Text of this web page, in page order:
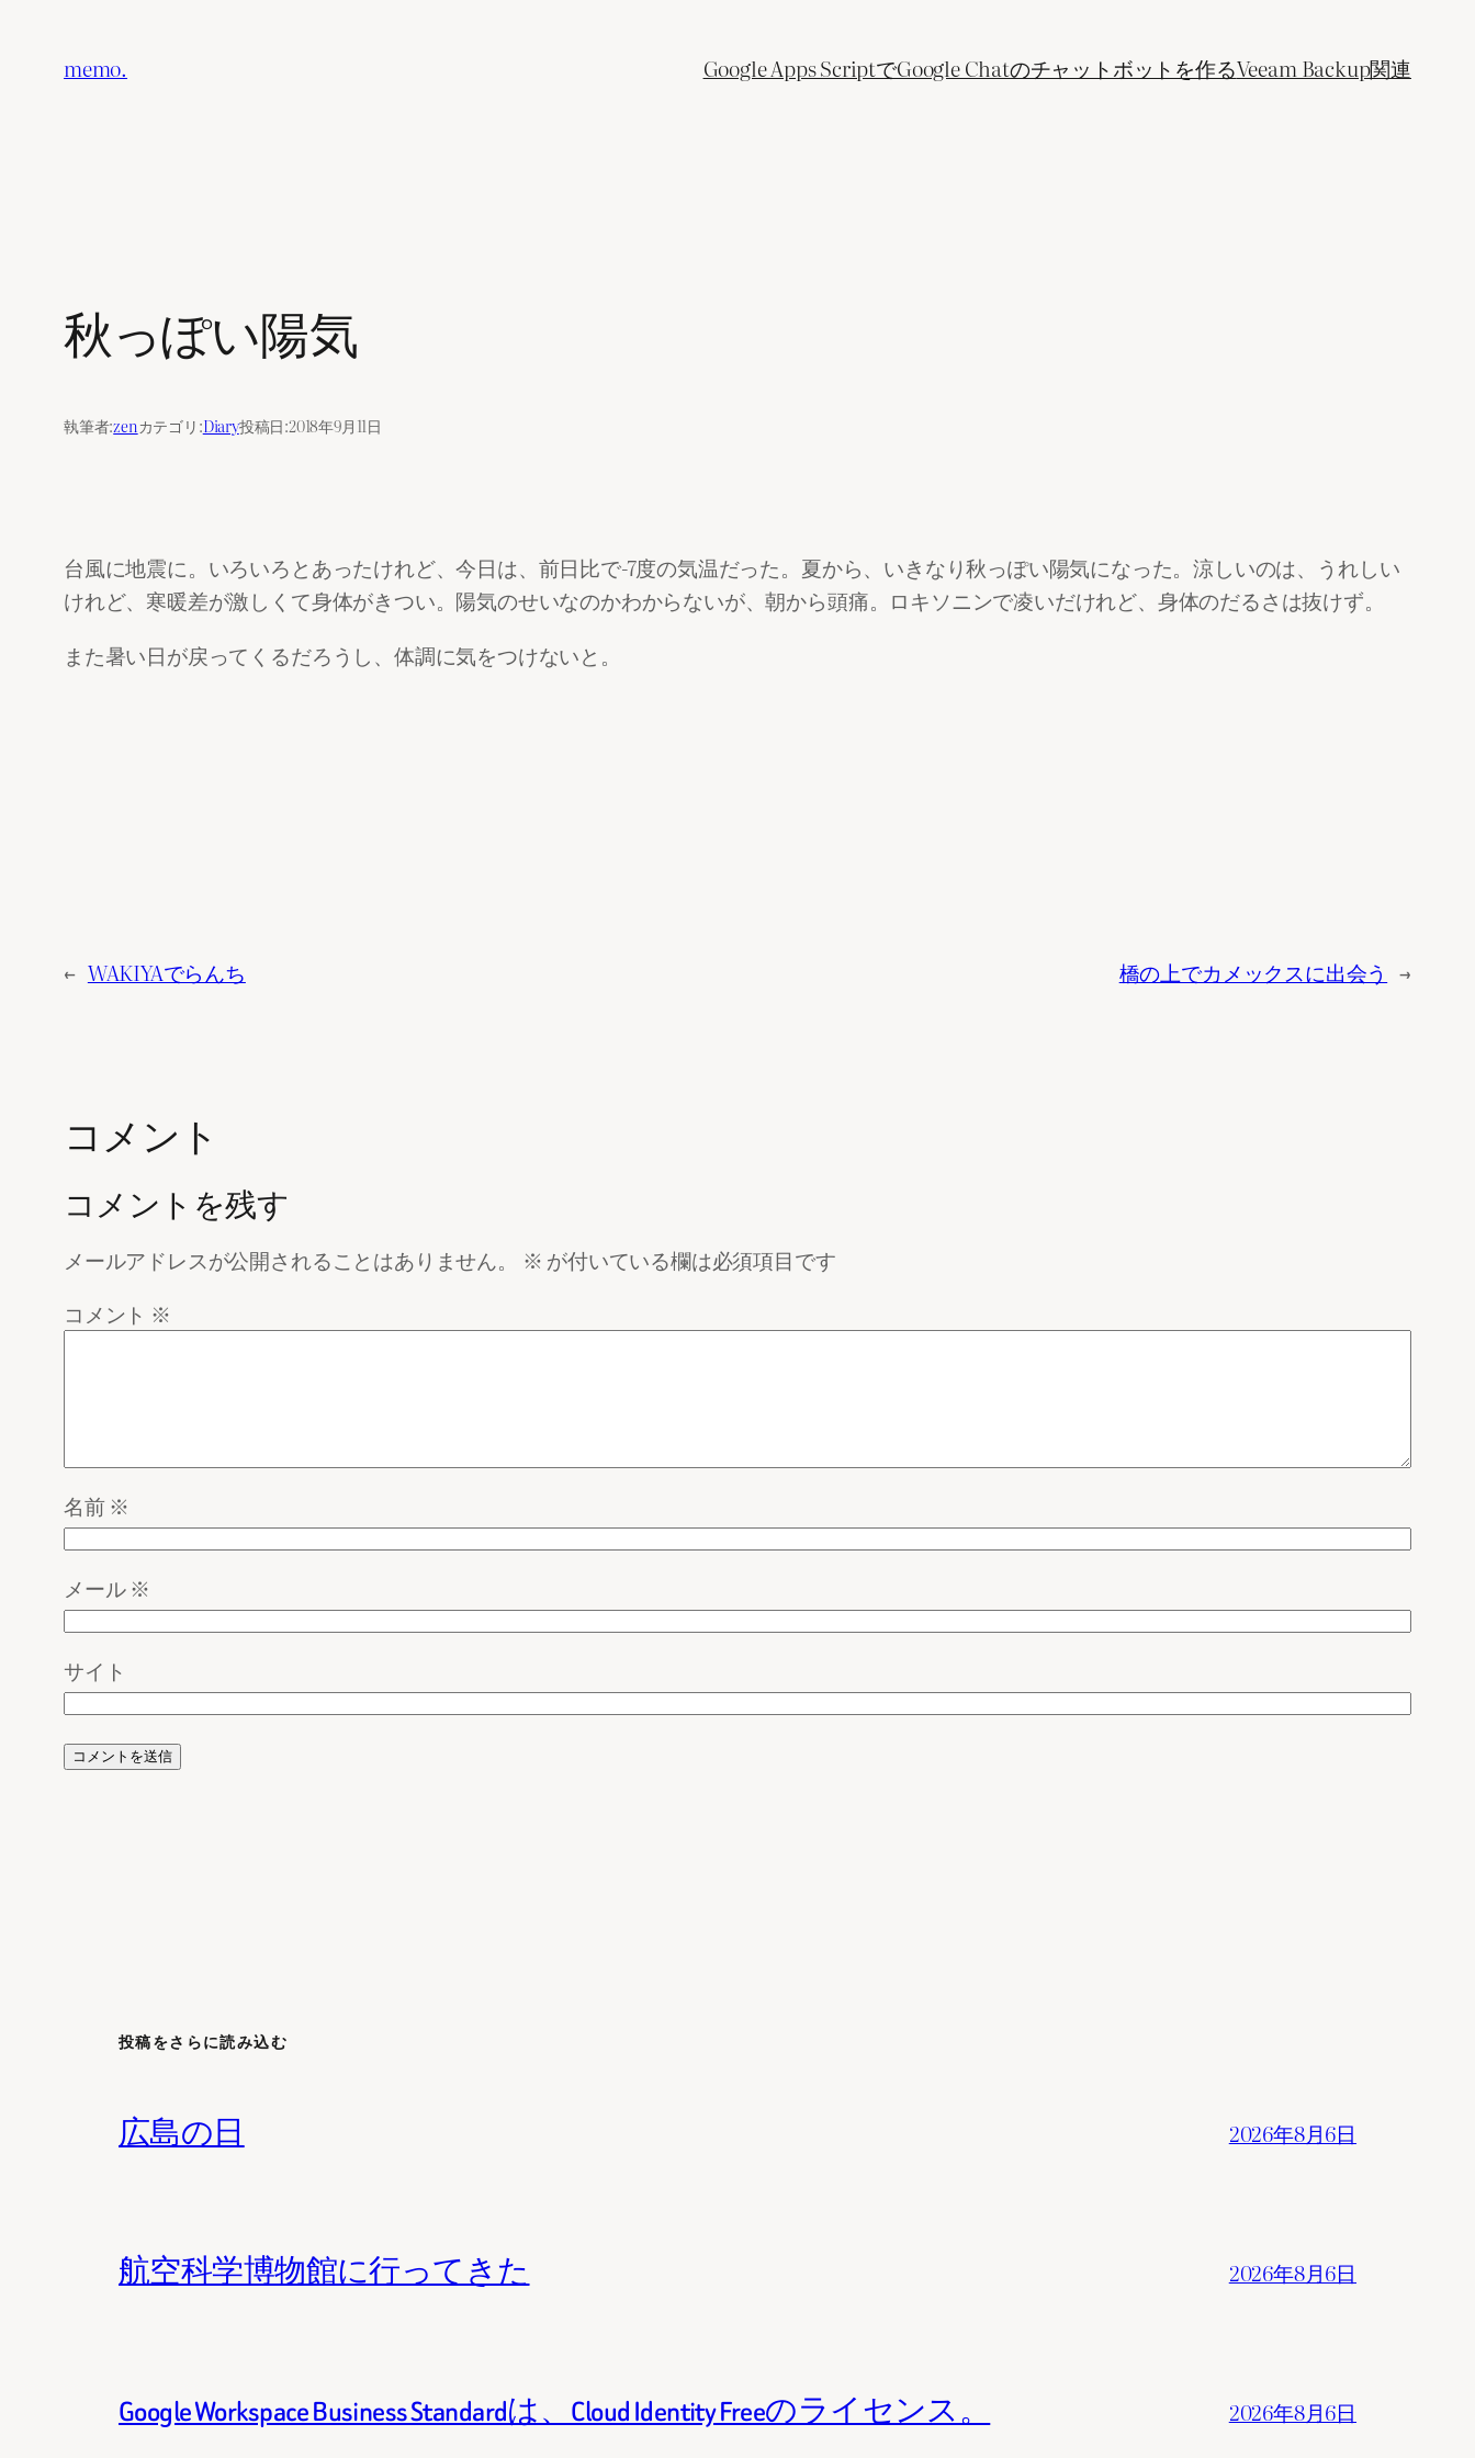
memo. Google Apps ScriptでGoogle Chatのチャットボットを作るVeeam Backup関連
秋っぽい陽気
執筆者:zenカテゴリ:Diary投稿日:2018年9月11日
台風に地震に。いろいろとあったけれど、今日は、前日比で-7度の気温だった。夏から、いきなり秋っぽい陽気になった。涼しいのは、うれしい
けれど、寒暖差が激しくて身体がきつい。陽気のせいなのかわからないが、朝から頭痛。ロキソニンで凌いだけれど、身体のだるさは抜けず。
また暑い日が戻ってくるだろうし、体調に気をつけないと。
← WAKIYAでらんち 橋の上でカメックスに出会う →
コメント
コメントを残す
メールアドレスが公開されることはありません。 ※ が付いている欄は必須項目です
コメント ※
名前※
メール※
サイト
投稿をさらに読み込む
広島の日 2026年8月6日
航空科学博物館に行ってきた 2026年8月6日
Google Workspace Business Standardは、Cloud Identity Freeのライセンス。 2026年8月6日